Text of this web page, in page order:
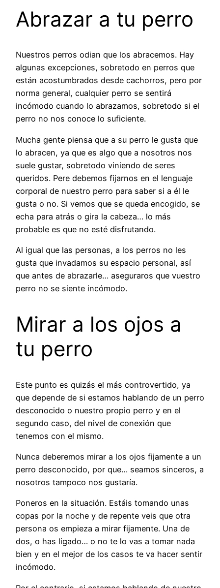
Abrazar a tu perro
Nuestros perros odian que los abracemos. Hay
algunas excepciones, sobretodo en perros que
están acostumbrados desde cachorros, pero por
norma general, cualquier perro se sentirá
incómodo cuando lo abrazamos, sobretodo si el
perro no nos conoce lo suficiente.
Mucha gente piensa que a su perro le gusta que
lo abracen, ya que es algo que a nosotros nos
suele gustar, sobretodo viniendo de seres
queridos. Pere debemos fijarnos en el lenguaje
corporal de nuestro perro para saber si a él le
gusta o no. Si vemos que se queda encogido, se
echa para atrás o gira la cabeza… lo más
probable es que no esté disfrutando.
Al igual que las personas, a los perros no les
gusta que invadamos su espacio personal, así
que antes de abrazarle… aseguraros que vuestro
perro no se siente incómodo.
Mirar a los ojos a
tu perro
Este punto es quizás el más controvertido, ya
que depende de si estamos hablando de un perro
desconocido o nuestro propio perro y en el
segundo caso, del nivel de conexión que
tenemos con el mismo.
Nunca deberemos mirar a los ojos fijamente a un
perro desconocido, por que… seamos sinceros, a
nosotros tampoco nos gustaría.
Poneros en la situación. Estáis tomando unas
copas por la noche y de repente veis que otra
persona os empieza a mirar fijamente. Una de
dos, o has ligado… o no te lo vas a tomar nada
bien y en el mejor de los casos te va hacer sentir
incómodo.